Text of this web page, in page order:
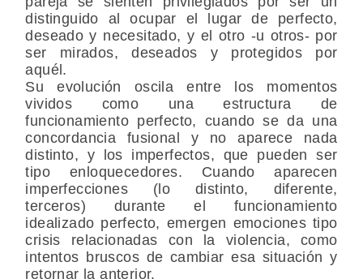
distinguido al ocupar el lugar de perfecto,
deseado y necesitado, y el otro -u otros- por
ser mirados, deseados y protegidos por
aquél.
Su evolución oscila entre los momentos
vividos como una estructura de
funcionamiento perfecto, cuando se da una
concordancia fusional y no aparece nada
distinto, y los imperfectos, que pueden ser
tipo enloquecedores. Cuando aparecen
imperfecciones (lo distinto, diferente,
terceros) durante el funcionamiento
idealizado perfecto, emergen emociones tipo
crisis relacionadas con la violencia, como
intentos bruscos de cambiar esa situación y
retornar la anterior.